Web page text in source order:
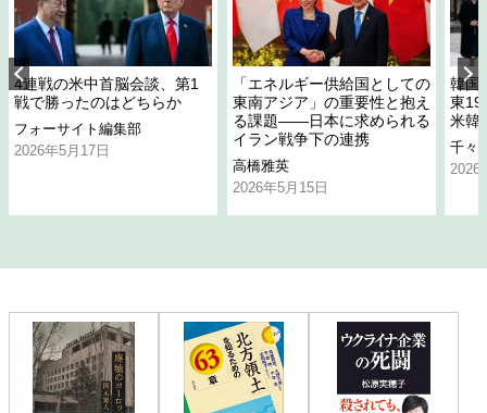
4連戦の米中首脳会談、第1
戦で勝ったのはどちらか
フォーサイト編集部
2026年5月17日
「エネルギー供給国としての
東南アジア」の重要性と抱え
る課題――日本に求められる
イラン戦争下の連携
高橋雅英
2026年5月15日
韓国
東
米韓
千々
2026